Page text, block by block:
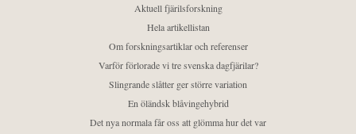
Aktuell fjärilsforskning
Hela artikellistan
Om forskningsartiklar och referenser
Varför förlorade vi tre svenska dagfjärilar?
Slingrande slåtter ger större variation
En öländsk blåvingehybrid
Det nya normala får oss att glömma hur det var